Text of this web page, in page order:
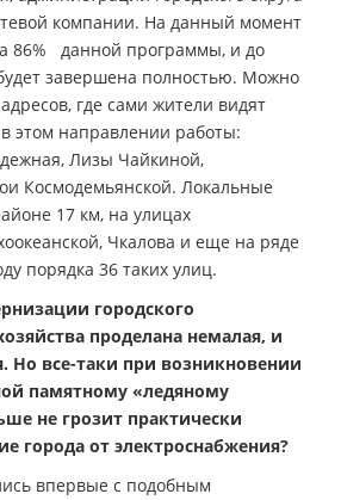
компании. На данный момент
86% данной программы, и до
завершена полностью. Можно
где сами жители видят
этом направлении работы:
Лизы Чайкиной,
Космодемьянской. Локальные
17 км, на улицах
Чкалова и еще на ряде
порядка 36 таких улиц.
городского
проделана немалая, и
Но все-таки при возникновении
памятному «ледяному
не грозит практически
города от электроснабжения?
впервые с подобным